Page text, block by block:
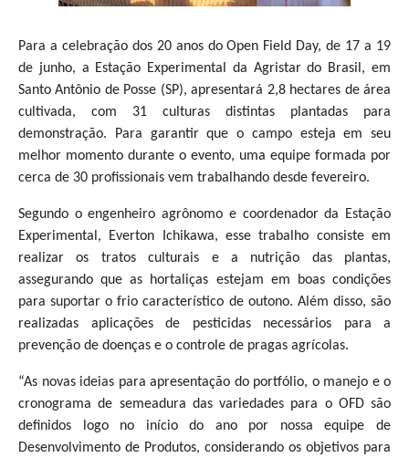
Para a celebração dos 20 anos do Open Field Day, de 17 a 19
de junho, a Estação Experimental da Agristar do Brasil, em
Santo Antônio de Posse (SP), apresentará 2,8 hectares de área
cultivada, com 31 culturas distintas plantadas para
demonstração. Para garantir que o campo esteja em seu
melhor momento durante o evento, uma equipe formada por
cerca de 30 profissionais vem trabalhando desde fevereiro.
Segundo o engenheiro agrônomo e coordenador da Estação
Experimental, Everton Ichikawa, esse trabalho consiste em
realizar os tratos culturais e a nutrição das plantas,
assegurando que as hortaliças estejam em boas condições
para suportar o frio característico de outono. Além disso, são
realizadas aplicações de pesticidas necessários para a
prevenção de doenças e o controle de pragas agrícolas.
“As novas ideias para apresentação do portfólio, o manejo e o
cronograma de semeadura das variedades para o OFD são
definidos logo no início do ano por nossa equipe de
Desenvolvimento de Produtos, considerando os objetivos para